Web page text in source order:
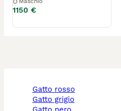
1150 €
gatto rosso
gatto grigio